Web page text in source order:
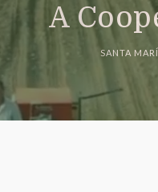
A
SANTA